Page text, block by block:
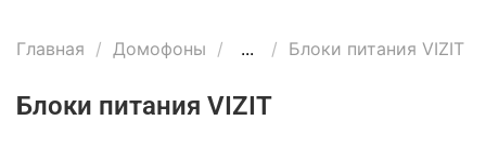
Главная Домофоны ... Блоки питания VIZIT
Блоки питания VIZIT